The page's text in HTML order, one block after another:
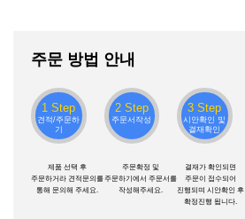
주문 방법 안내
1 Step
견적/주문하
기
제품 선택 후
주문하거라 견적문의를
통해 문의해 주세요.
2 Step
주문서작성
주문확정 및
주문하기에서 주문서를
작성해주세요.
3 Step
시안확인 및
결재확인
결재가 확인되면
주문이 접수되어
진행되며 시안확인 후
확정진행 됩니다.